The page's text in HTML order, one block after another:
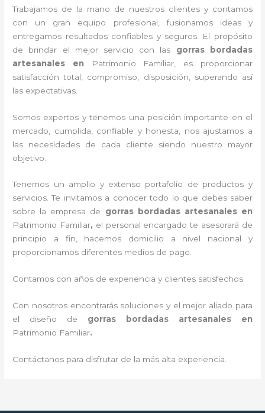
Trabajamos de la mano de nuestros clientes y contamos
con un gran equipo profesional, fusionamos ideas y
entregamos resultados confiables y seguros. El propósito
de brindar el mejor servicio con las gorras bordadas
artesanales en
Patrimonio Familiar, es proporcionar
satisfacción total, compromiso, disposición, superando así
las expectativas.
Somos expertos y tenemos una posición importante en el
mercado, cumplida, confiable y honesta, nos ajustamos a
las necesidades de cada cliente siendo nuestro mayor
objetivo.
Tenemos un amplio y extenso portafolio de productos y
servicios. Te invitamos a conocer todo lo que debes saber
sobre la empresa de gorras bordadas artesanales en
Patrimonio Familiar, el personal encargado te asesorará de
principio a fin, hacemos domicilio a nivel nacional y
proporcionamos diferentes medios de pago.
Contamos con años de experiencia y clientes satisfechos.
Con nosotros encontrarás soluciones y el mejor aliado para
el diseño de gorras bordadas artesanales en
Patrimonio Familiar.
Contáctanos para disfrutar de la más alta experiencia.